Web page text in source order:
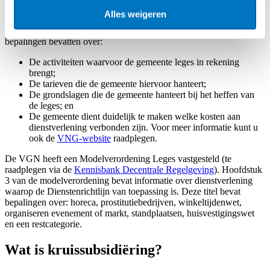
Alles weigeren
Het heffen van leges is aan voorwaarden gebonden. Wanneer u als
gemeente leges wil heffen, is de gemeenteraad verplicht om een
legesverordening vast te stellen. De verordening moet in ieder geval
bepalingen bevatten over:
De activiteiten waarvoor de gemeente leges in rekening
brengt;
De tarieven die de gemeente hiervoor hanteert;
De grondslagen die de gemeente hanteert bij het heffen van
de leges; en
De gemeente dient duidelijk te maken welke kosten aan
dienstverlening verbonden zijn. Voor meer informatie kunt u
ook de VNG-website raadplegen.
De VGN heeft een Modelverordening Leges vastgesteld (te
raadplegen via de Kennisbank Decentrale Regelgeving). Hoofdstuk
3 van de modelverordening bevat informatie over dienstverlening
waarop de Dienstenrichtlijn van toepassing is. Deze titel bevat
bepalingen over: horeca, prostitutiebedrijven, winkeltijdenwet,
organiseren evenement of markt, standplaatsen, huisvestigingswet
en een restcategorie.
Wat is kruissubsidiëring?